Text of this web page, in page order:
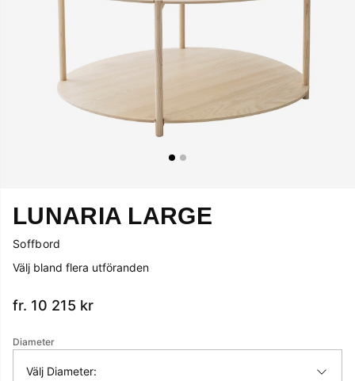
LUNARIA LARGE
Soffbord
Välj bland flera utföranden
fr. 10 215 kr
Diameter
Välj Diameter: